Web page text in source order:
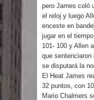
lavado
pero James coló
el reloj y luego
enceste en
jugar en el
101- 100 y Allen
que
se disputará la
El Heat James
32 puntos, con
Mario Chalmers